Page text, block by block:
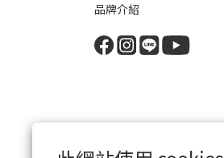
品牌介紹